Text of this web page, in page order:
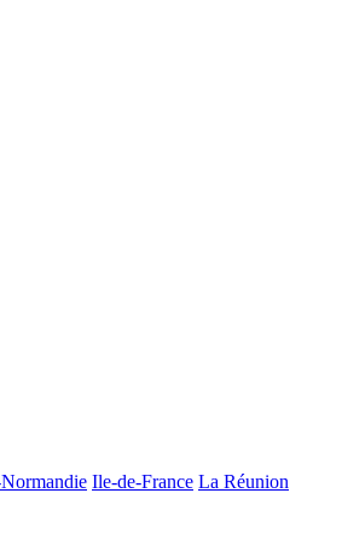
Ile-de-France La Réunion